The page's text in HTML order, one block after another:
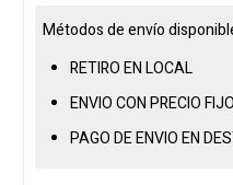
KINGSPEC
SATA
Métodos de envío
RETIRO EN LOCAL
ENVIO CON PRECIO
PAGO DE ENVIO EN